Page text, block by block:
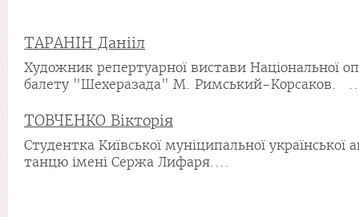
ТАРАНІН Данііл
Художник репертуарної вистави Національної
балету "Шехеразада" М. Римський-Корсаков.
ТОВЧЕНКО Вікторія
Студентка Київської муніципальної української
танцю імені Сержа Лифаря....